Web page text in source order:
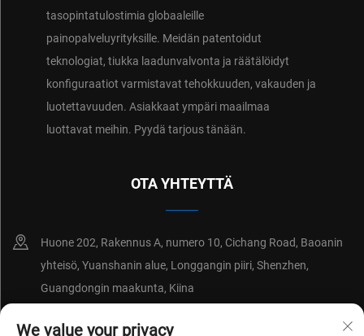
tasopintatulostimia globaaleille
painopalveluyrityksille. Meidän patentoidut
teknologiat, tiukka laadunvalvonta ja räätälöidyt
konfiguraatiot varmistavat tehokkuuden, vakauden ja
luotettavuuden. Asiakkaat ympäri maailmaa
luottavat meihin. Pyydä tarjous tänään.
OTA YHTEYTTÄ
Huone 202, Rakennus A, numero 10, Cichang Road, Baoanin
yhteisö, Yuanshanin alue, Longgangin piiri, Shenzhen,
Guangdongin maakunta, Kiina
+86-18214652676
We value your privacy